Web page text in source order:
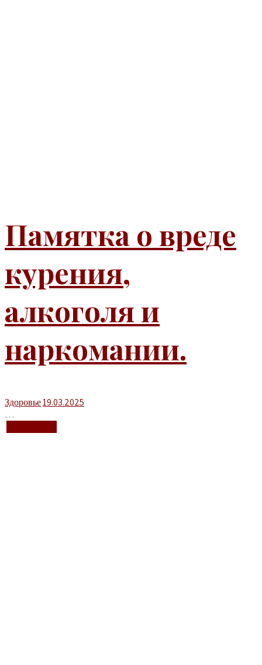
Памятка о вреде
курения,
алкоголя и
наркомании.
Здоровье19.03.2025
…